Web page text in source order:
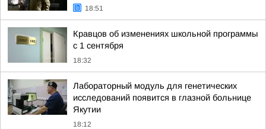
18:51
Кравцов об изменениях школьной программы
с 1 сентября
18:32
Лабораторный модуль для генетических
исследований появится в глазной больнице
Якутии
18:12